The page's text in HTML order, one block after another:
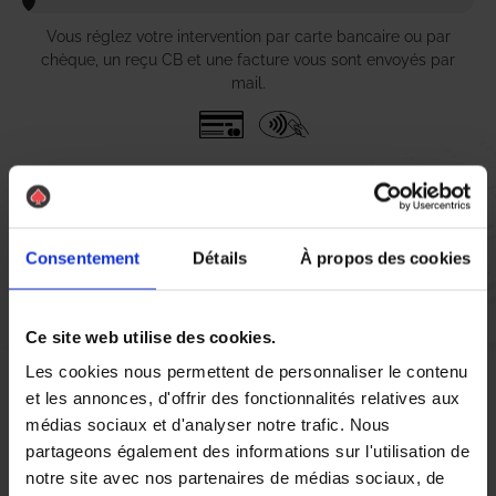
Consentement Détails À propos des cookies
Ce site web utilise des cookies.
Les cookies nous permettent de personnaliser le contenu
et les annonces, d'offrir des fonctionnalités relatives aux
médias sociaux et d'analyser notre trafic. Nous
partageons également des informations sur l'utilisation de
notre site avec nos partenaires de médias sociaux, de
Vous réglez votre intervention par carte bancaire ou par
chèque, un reçu CB et une facture vous sont envoyés par
mail.
Etape 5 :
Nous avons pensé à tout
À Bouguenais, les infestations de chenilles peuvent rapidement